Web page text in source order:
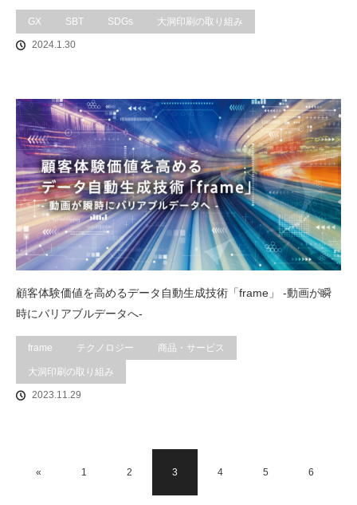
GX SBT SDGs 大洞印刷の取り組み
2024.1.30
顧客体験価値を高めるデータ自動生成技術「frame」 -動画が瞬
時にバリアブルデータへ-
frame テクノロジー 商品・サービス
大洞印刷の取り組み
2023.11.29
« 1 2 3 4 5 6